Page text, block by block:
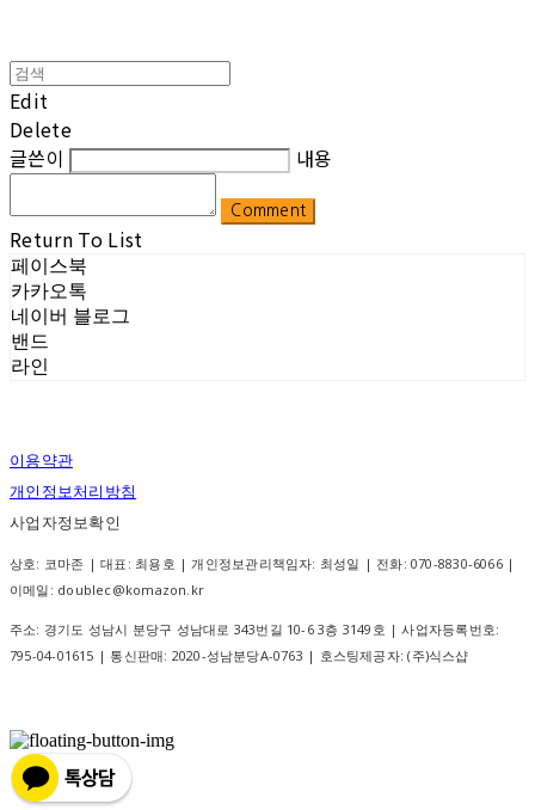
Edit
Delete
글쓴이
내용
Comment
Return To List
페이스북
카카오톡
네이버 블로그
밴드
라인
이용약관
개인정보처리방침
사업자정보확인
상호: 코마존 | 대표: 최용호 | 개인정보관리책임자: 최성일 | 전화: 070-8830-6066 |
이메일: doublec@komazon.kr
주소: 경기도 성남시 분당구 성남대로 343번길 10-6 3층 3149호 | 사업자등록번호:
795-04-01615 | 통신판매: 2020-성남분당A-0763 | 호스팅제공자: (주)식스샵